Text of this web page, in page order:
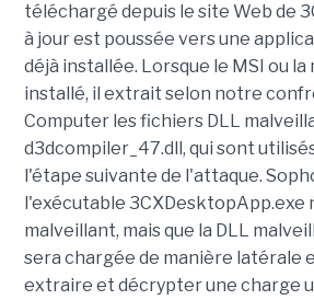
téléchargé depuis le site Web de
à jour est poussée vers une
déjà installée. Lorsque le MSI ou la
installé, il extrait selon notre
Computer les fichiers DLL
d3dcompiler_47.dll, qui sont
l'étape suivante de l'attaque.
l'exécutable 3CXDesktopApp.exe
malveillant, mais que la DLL
sera chargée de manière latérale
extraire et décrypter une charge